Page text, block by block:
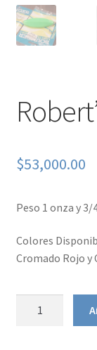
$53,000.00
Peso 1 onza y 3/
Colores
Cromado Rojo y